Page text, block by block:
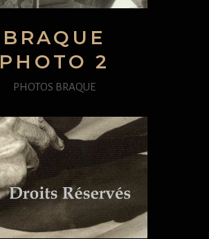
BRAQUE
PHOTO 2
PHOTOS BRAQUE